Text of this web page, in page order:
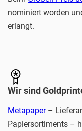
nominiert worden
erlangt.
Wir sind
Metapaper–
Papiersortiments –